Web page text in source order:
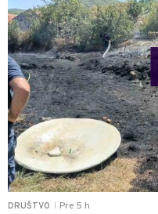
DRUŠTVO Pre 5 h